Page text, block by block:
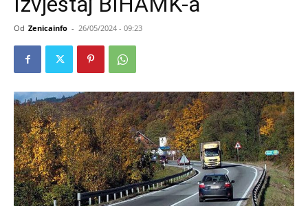
Od Zenicainfo - 26/05/2024 - 09:23